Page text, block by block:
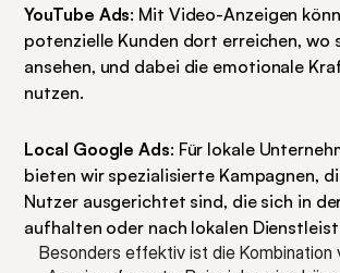
YouTube Ads: Mit Video-Anzeigen
potenzielle Kunden dort erreichen, wo
ansehen, und dabei die emotionale
nutzen.
Local Google Ads: Für lokale
bieten wir spezialisierte Kampagnen,
Nutzer ausgerichtet sind, die sich in
aufhalten oder nach lokalen
Besonders effektiv ist die Kombination